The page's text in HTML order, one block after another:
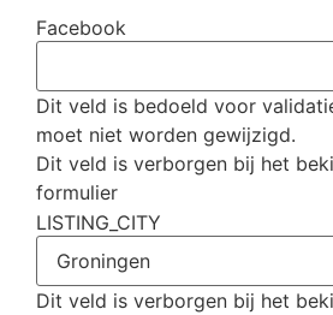
Facebook
Dit veld is bedoeld voor
moet niet worden gewijzigd.
Dit veld is verborgen bij het
formulier
LISTING_CITY
Dit veld is verborgen bij het